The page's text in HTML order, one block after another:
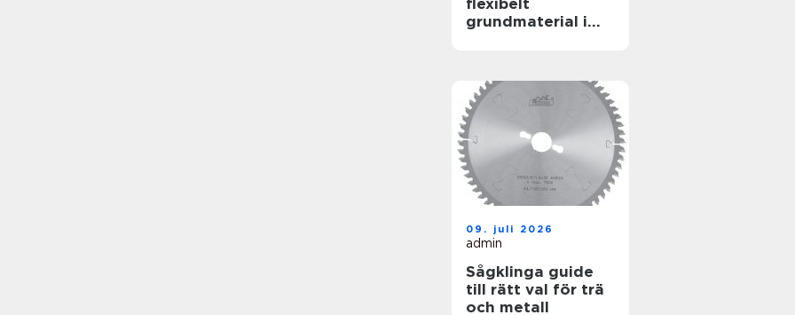
flexibelt
grundmaterial i
09. juli 2026
admin
Sågklinga guide
till rätt val för trä
och metall